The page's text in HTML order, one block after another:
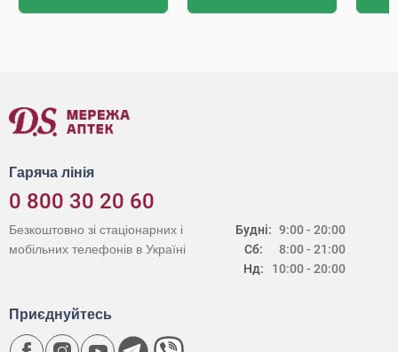
Гаряча лінія
0 800 30 20 60
Будні:
Сб:
Нд:
9:00 - 20:00
8:00 - 21:00
10:00 - 20:00
Безкоштовно зі стаціонарних і
мобільних телефонів в Україні
Приєднуйтесь